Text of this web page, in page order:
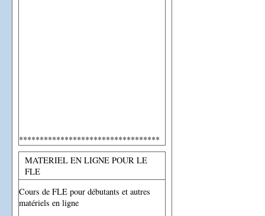
**********************************
MATERIEL EN LIGNE POUR LE
FLE
Cours de FLE pour débutants et autres
matériels en ligne